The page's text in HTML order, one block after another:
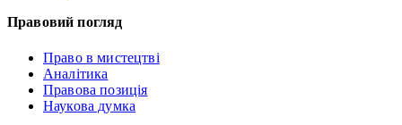
Правовий погляд
Право в мистецтві
Аналітика
Правова позиція
Наукова думка